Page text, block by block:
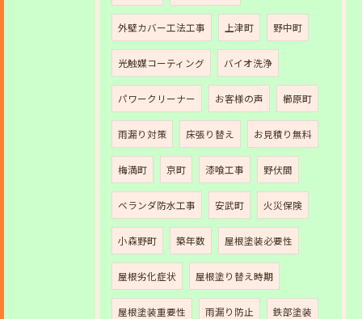
外壁カバー工法工事 上津町 野中町
光触媒コーティング バイオ洗浄
パワークリーナー お客様の声 櫛原町
雨漏り対策 床張り替え お見積り無料
梅満町 京町 漆喰工事 野伏間
ベランダ防水工事 安武町 火災保険
小森野町 築年数 屋根塗装必要性
屋根劣化症状 屋根塗り替え時期
屋根塗装重要性 雨漏り防止 鉄部塗装